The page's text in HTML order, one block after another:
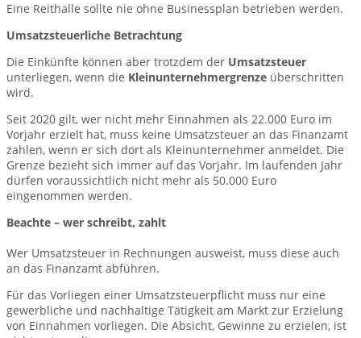
Eine Reithalle sollte nie ohne Businessplan betrieben werden.
Umsatzsteuerliche Betrachtung
Die Einkünfte können aber trotzdem der Umsatzsteuer
unterliegen, wenn die Kleinunternehmergrenze überschritten
wird.
Seit 2020 gilt, wer nicht mehr Einnahmen als 22.000 Euro im
Vorjahr erzielt hat, muss keine Umsatzsteuer an das Finanzamt
zahlen, wenn er sich dort als Kleinunternehmer anmeldet. Die
Grenze bezieht sich immer auf das Vorjahr. Im laufenden Jahr
dürfen voraussichtlich nicht mehr als 50.000 Euro
eingenommen werden.
Beachte – wer schreibt, zahlt
Wer Umsatzsteuer in Rechnungen ausweist, muss diese auch
an das Finanzamt abführen.
Für das Vorliegen einer Umsatzsteuerpflicht muss nur eine
gewerbliche und nachhaltige Tätigkeit am Markt zur Erzielung
von Einnahmen vorliegen. Die Absicht, Gewinne zu erzielen, ist